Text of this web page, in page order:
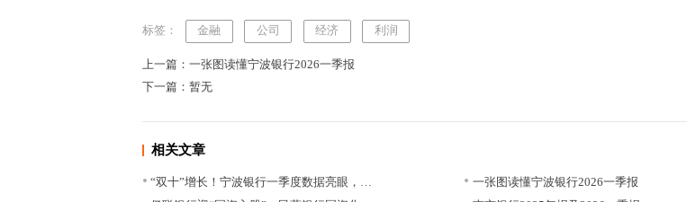
标签： 金融 公司 经济 利润
上一篇：一张图读懂宁波银行2026一季报
下一篇：暂无
相关文章
“双十”增长！宁波银行一季度数据亮眼，…
一张图读懂宁波银行2026一季报